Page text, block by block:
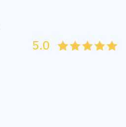
45
4
35
3
25
2
15
1
05
5.0